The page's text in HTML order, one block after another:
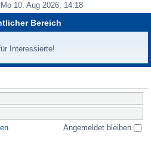
10. Aug 2026, 14:18
Bereich
Interessierte!
Angemeldet bleiben